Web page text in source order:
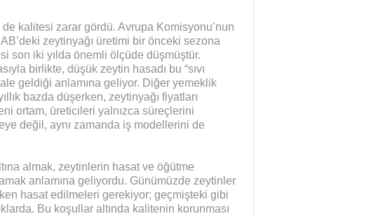
kalitesi zarar gördü. Avrupa Komisyonu’nun
zeytinyağı üretimi bir önceki sezona
son iki yılda önemli ölçüde düşmüştür.
birlikte, düşük zeytin hasadı bu “sıvı
geldiği anlamına geliyor. Diğer yemeklik
bazda düşerken, zeytinyağı fiyatları
ortam, üreticileri yalnızca süreçlerini
değil, aynı zamanda iş modellerini de
almak, zeytinlerin hasat ve öğütme
anlamına geliyordu. Günümüzde zeytinler
hasat edilmeleri gerekiyor; geçmişteki gibi
Bu koşullar altında kalitenin korunması